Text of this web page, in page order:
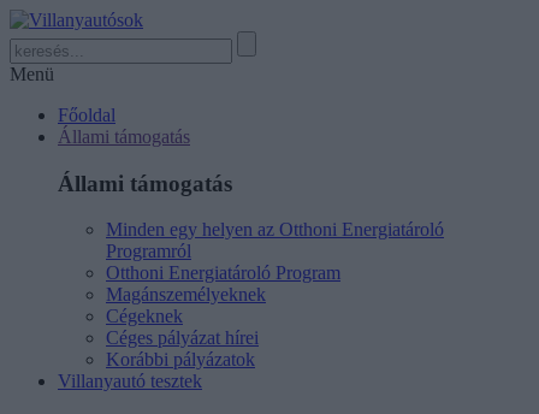
Menü
Főoldal
Állami támogatás
Állami támogatás
Minden egy helyen az Otthoni Energiatároló
Programról
Otthoni Energiatároló Program
Magánszemélyeknek
Cégeknek
Céges pályázat hírei
Korábbi pályázatok
Villanyautó tesztek